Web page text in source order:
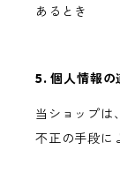
あるとき
5. 個人情報の
当ショップは
不正の手段に